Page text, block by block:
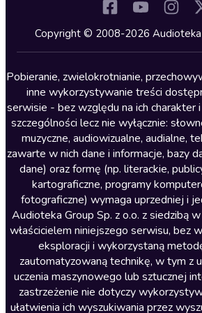
Kryminały
Lektury szkolne
Literatura anglojęzyczna
Literatura faktu
Literatura obyczajowa
Literatura piękna obca
Literatura piękna polska
Nagrania relaksacyjne
Nauka języków
Nauki humanistyczne
Podcasty i audycje
Polityka
Copyright © 2008-2026 Audioteka
Pobieranie, zwielokrotnianie,
inne wykorzystywanie treści
serwisie - bez względu na ich charakter
szczególności lecz nie wyłącznie:
muzyczne, audiowizualne, audialne,
zawarte w nich dane i informacje, bazy
dane) oraz formę (np. literackie,
kartograficzne, programy
fotograficzne) wymaga uprzedniej i
Audioteka Group Sp. z o.o. z siedzibą
właścicielem niniejszego serwisu, bez
eksploracji i wykorzystaną
zautomatyzowaną technikę, w tym z
uczenia maszynowego lub sztucznej
zastrzeżenie nie dotyczy
ułatwienia ich wyszukiwania przez